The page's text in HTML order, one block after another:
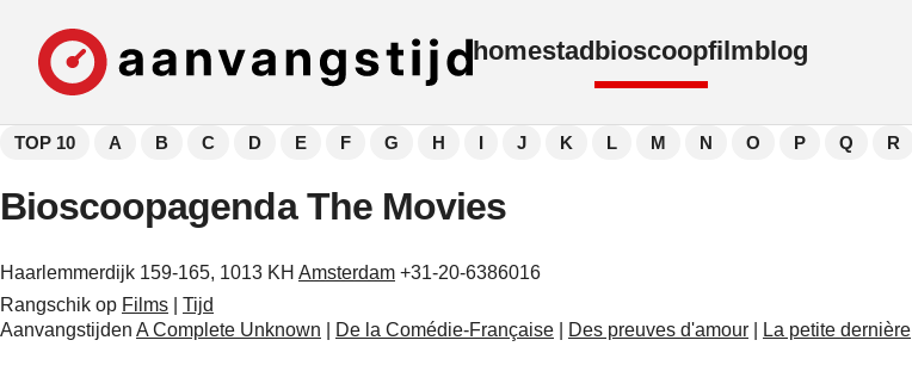
homestadbioscoopfilmblog
TOP 10 A B C D E F G H I J K L M N O P Q R
Bioscoopagenda The Movies
Haarlemmerdijk 159-165, 1013 KH Amsterdam +31-20-6386016
Rangschik op Films
Tijd
Aanvangstijden A Complete Unknown De la Comédie-Française Des preuves d'amour La petite dernière